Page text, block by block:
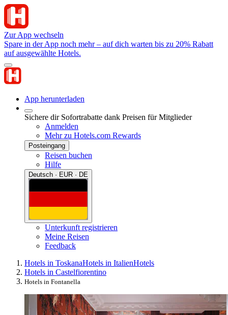
Zur App wechseln
Spare in der App noch mehr – auf dich warten bis zu 20% Rabatt
auf ausgewählte Hotels.
App herunterladen
Sichere dir Sofortrabatte dank Preisen für Mitglieder
Anmelden
Mehr zu Hotels.com Rewards
Posteingang
Reisen buchen
Hilfe
Deutsch · EUR · DE
Unterkunft registrieren
Meine Reisen
Feedback
Hotels in ToskanaHotels in ItalienHotels
Hotels in Castelfiorentino
Hotels in Fontanella